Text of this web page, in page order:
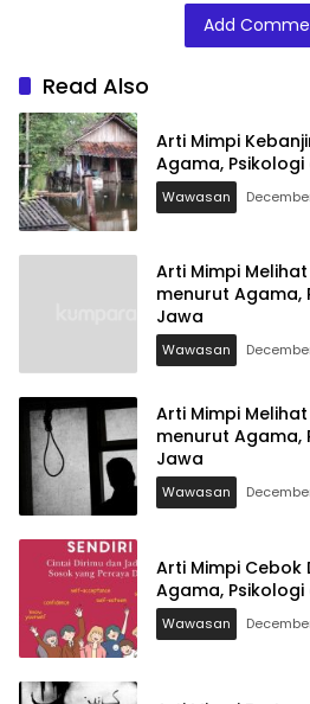
Add
Read Also
Arti Mimpi
Agama,
Wawasan
Arti Mimpi
menurut Agama,
Jawa
Wawasan
Arti Mimpi
menurut Agama,
Jawa
Wawasan
Arti Mimpi Cebok
Agama,
Wawasan